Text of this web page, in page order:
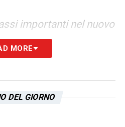
importanti nel nuovo
eInter
calcio. Non così la
ad essere
MORE
DEL GIORNO